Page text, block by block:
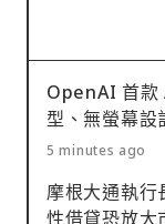
OpenAI 首款
型、無螢幕
5 minutes ago
摩根大通執行
性借貸恐放大